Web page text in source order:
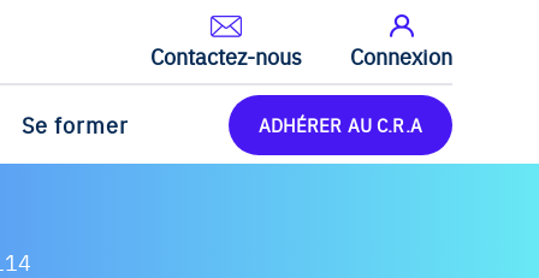
Contactez-nous Connexion
Se former ADHÉRER AU C.R.A